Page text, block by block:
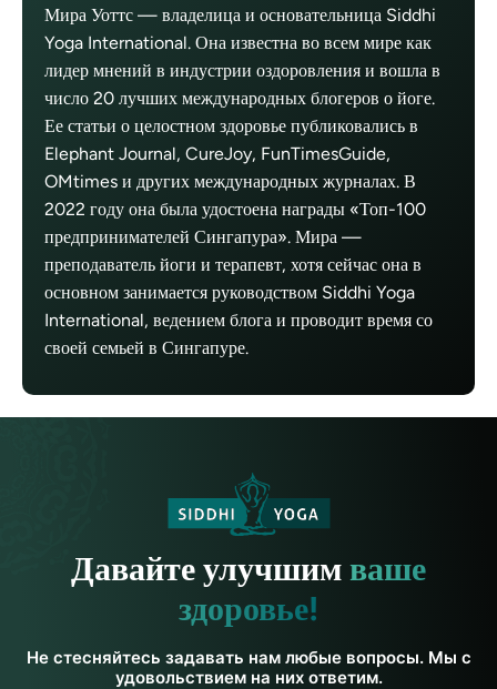
Мира Уоттс — владелица и основательница Siddhi
Yoga International. Она известна во всем мире как
лидер мнений в индустрии оздоровления и вошла в
число 20 лучших международных блогеров о йоге.
Ее статьи о целостном здоровье публиковались в
Elephant Journal, CureJoy, FunTimesGuide,
OMtimes и других международных журналах. В
2022 году она была удостоена награды «Топ-100
предпринимателей Сингапура». Мира —
преподаватель йоги и терапевт, хотя сейчас она в
основном занимается руководством Siddhi Yoga
International, ведением блога и проводит время со
своей семьей в Сингапуре.
Давайте улучшимваше
здоровье!
Не стесняйтесь задавать нам любые вопросы. Мы с
удовольствием на них ответим.